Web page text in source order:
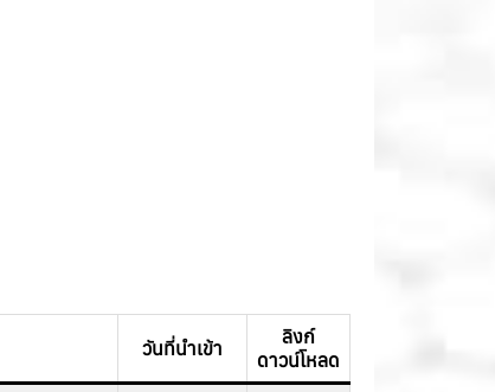
วันที่นำเข้า
ลิงก์
ดาวน์โหลด